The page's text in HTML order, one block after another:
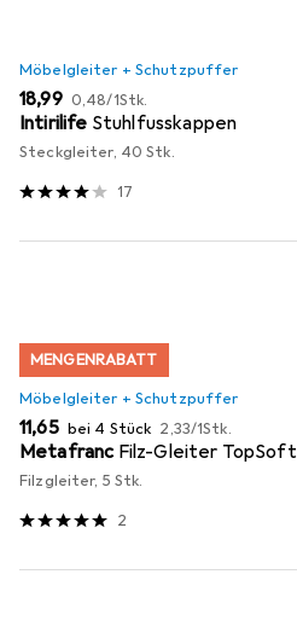
Möbelgleiter + Schutzpuffer
EUR
18,99 EUR
0,48/1Stk.
Intirilife Stuhlfusskappen
Steckgleiter, 40 Stk.
17
MENGENRABATT
Möbelgleiter + Schutzpuffer
EUR
11,65 bei 4 Stück EUR
2,33/1Stk.
Metafranc Filz-Gleiter TopSoft
Filzgleiter, 5 Stk.
2